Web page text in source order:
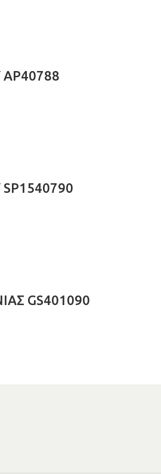
GS401090